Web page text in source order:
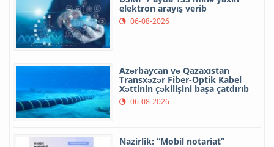
elektron arayış verib
06-08-2026
Azərbaycan və Qazaxıstan
Transxəzər Fiber-Optik Kabel
Xəttinin çəkilişini başa çatdırıb
06-08-2026
Nazirlik: “Mobil notariat”